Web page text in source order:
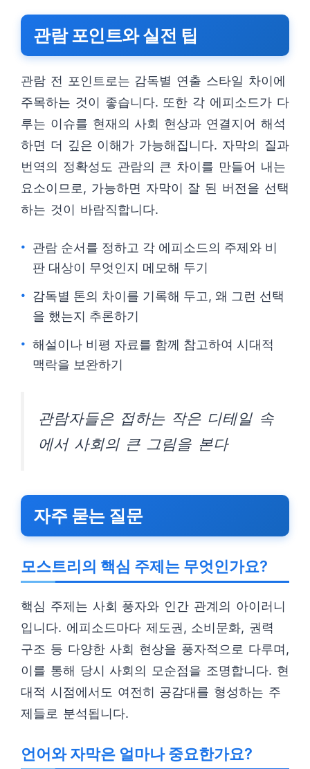
관람 포인트와 실전 팁
관람 전 포인트로는 감독별 연출 스타일 차이에
주목하는 것이 좋습니다. 또한 각 에피소드가 다
루는 이슈를 현재의 사회 현상과 연결지어 해석
하면 더 깊은 이해가 가능해집니다. 자막의 질과
번역의 정확성도 관람의 큰 차이를 만들어 내는
요소이므로, 가능하면 자막이 잘 된 버전을 선택
하는 것이 바람직합니다.
관람 순서를 정하고 각 에피소드의 주제와 비
판 대상이 무엇인지 메모해 두기
감독별 톤의 차이를 기록해 두고, 왜 그런 선택
을 했는지 추론하기
해설이나 비평 자료를 함께 참고하여 시대적
맥락을 보완하기
관람자들은 접하는 작은 디테일 속
에서 사회의 큰 그림을 본다
자주 묻는 질문
모스트리의 핵심 주제는 무엇인가요?
핵심 주제는 사회 풍자와 인간 관계의 아이러니
입니다. 에피소드마다 제도권, 소비문화, 권력
구조 등 다양한 사회 현상을 풍자적으로 다루며,
이를 통해 당시 사회의 모순점을 조명합니다. 현
대적 시점에서도 여전히 공감대를 형성하는 주
제들로 분석됩니다.
언어와 자막은 얼마나 중요한가요?